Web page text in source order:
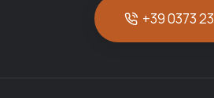
+39 0373